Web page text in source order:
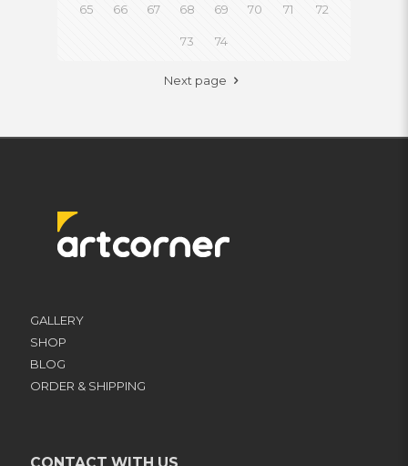
65 66 67 68 69 70 71 72
73 74
Next page
GALLERY
SHOP
BLOG
ORDER & SHIPPING
CONTACT WITH US